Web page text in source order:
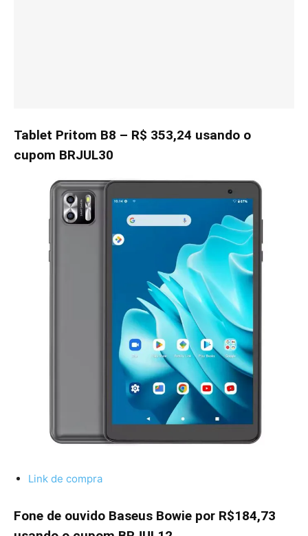
Tablet Pritom B8 – R$ 353,24 usando o
cupom BRJUL30
Link de compra
Fone de ouvido Baseus Bowie por R$184,73